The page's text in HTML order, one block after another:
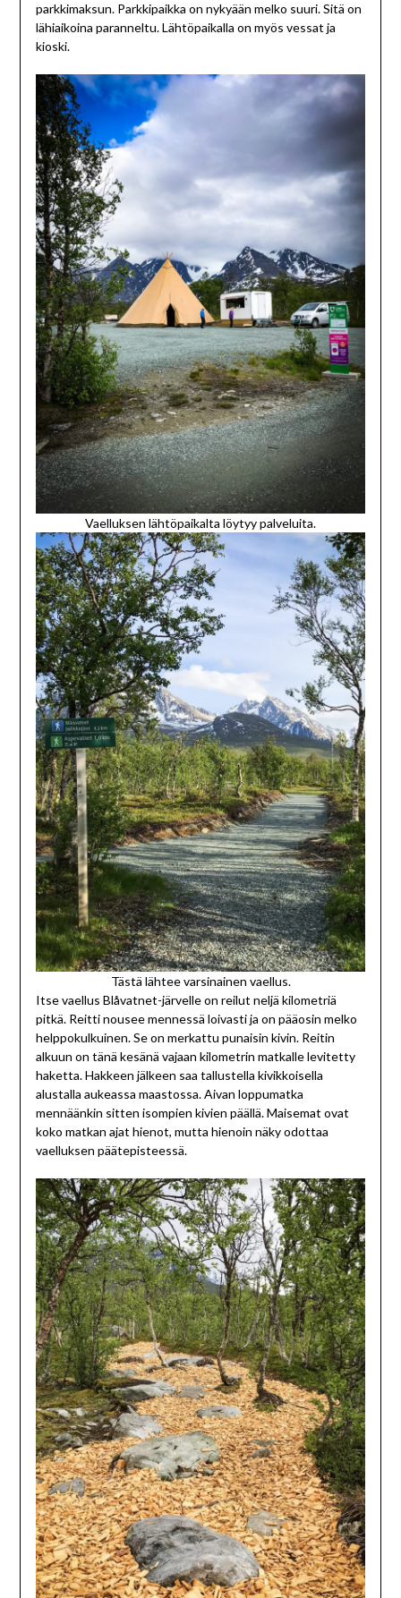
parkkimaksun. Parkkipaikka on nykyään melko suuri. Sitä on
lähiaikoina paranneltu. Lähtöpaikalla on myös vessat ja
kioski.
Vaelluksen lähtöpaikalta löytyy palveluita.
Tästä lähtee varsinainen vaellus.
Itse vaellus Blåvatnet-järvelle on reilut neljä kilometriä
pitkä. Reitti nousee mennessä loivasti ja on pääosin melko
helppokulkuinen. Se on merkattu punaisin kivin. Reitin
alkuun on tänä kesänä vajaan kilometrin matkalle levitetty
haketta. Hakkeen jälkeen saa tallustella kivikkoisella
alustalla aukeassa maastossa. Aivan loppumatka
mennäänkin sitten isompien kivien päällä. Maisemat ovat
koko matkan ajat hienot, mutta hienoin näky odottaa
vaelluksen päätepisteessä.